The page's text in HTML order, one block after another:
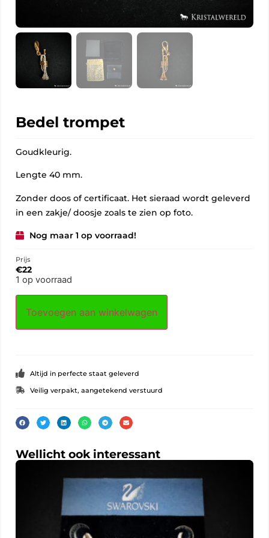
Bedel trompet
Goudkleurig.
Lengte 40 mm.
Zonder doos of certificaat. Het sieraad wordt geleverd
in een zakje/ doosje zoals te zien op foto.
Nog maar 1 op voorraad!
Prijs
€22
1 op voorraad
Toevoegen aan winkelwagen
Altijd in perfecte staat geleverd
Veilig verpakt, aangetekend verstuurd
Wellicht ook interessant